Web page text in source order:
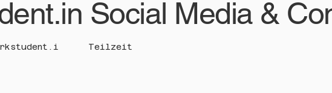
Social Media &
Teilzeit